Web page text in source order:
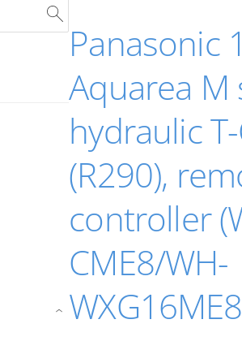
›
Panasonic
Aquarea M
hydraulic
(R290),
controller
CME8/WH-